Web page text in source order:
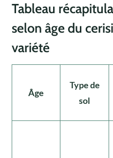
Tableau
selon âge du
variété
Âge
Type de
sol